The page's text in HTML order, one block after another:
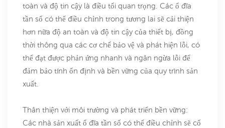
toàn và độ tin cậy là điều tối quan trọng. Các ổ đĩa
tần số có thể điều chỉnh trong tương lai sẽ cải thiện
hơn nữa độ an toàn và độ tin cậy của thiết bị, đồng
thời thông qua các cơ chế bảo vệ và phát hiện lỗi, có
thể đạt được phản ứng nhanh và ngăn ngừa lỗi để
đảm bảo tính ổn định và bền vững của quy trình sản
xuất.
Thân thiện với môi trường và phát triển bền vững:
Các nhà sản xuất ổ đĩa tần số có thể điều chỉnh sẽ cố